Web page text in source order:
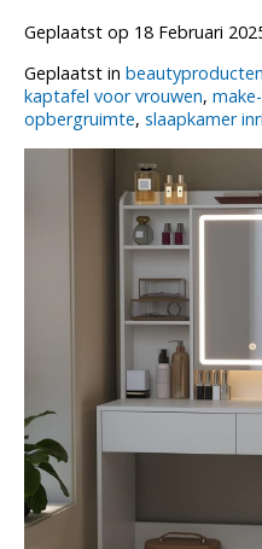
Geplaatst op 18 Februari
Geplaatst in
kaptafel voor vrouwen,
opbergruimte, slaapkamer